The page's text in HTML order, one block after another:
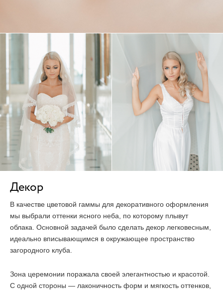
Декор
В качестве цветовой гаммы для декоративного оформления
мы выбрали оттенки ясного неба, по которому плывут
облака. Основной задачей было сделать декор легковесным,
идеально вписывающимся в окружающее пространство
загородного клуба.
Зона церемонии поражала своей элегантностью и красотой.
С одной стороны — лаконичность форм и мягкость оттенков,